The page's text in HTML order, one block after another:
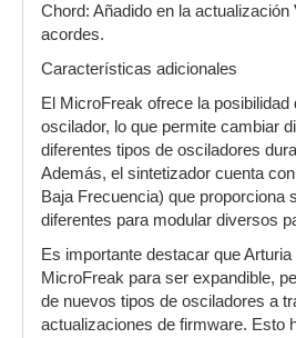
Chord: Añadido en la
acordes.
Características adicionales
El MicroFreak ofrece la posibilidad
oscilador, lo que permite cambiar
diferentes tipos de osciladores
Además, el sintetizador cuenta
Baja Frecuencia) que proporciona
diferentes para modular diversos
Es importante destacar que Arturia
MicroFreak para ser expandible,
de nuevos tipos de osciladores a
actualizaciones de firmware. Esto